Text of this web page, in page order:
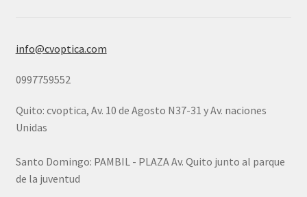
info@cvoptica.com
0997759552
Quito: cvoptica, Av. 10 de Agosto N37-31 y Av. naciones
Unidas
Santo Domingo: PAMBIL - PLAZA Av. Quito junto al parque
de la juventud